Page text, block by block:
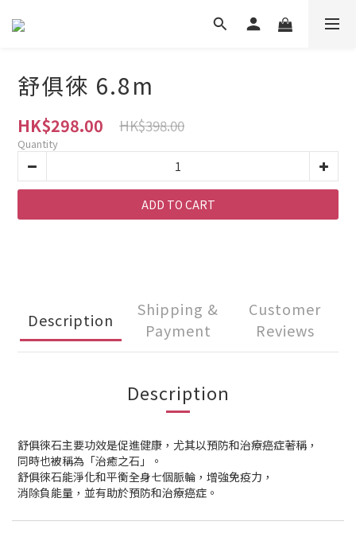
舒俱徠 6.8m
HK$298.00 HK$398.00
Quantity
ADD TO CART
Description
Shipping &
Payment
Customer
Reviews
Description
舒俱徠石主要功效是促進健康，尤其以預防和治療癌症著稱，
同時也被稱為「治癒之石」。
舒俱徠石能淨化和平衡全身七個脈輪，增強免疫力，
消除負能量，並有助於預防和治療癌症。